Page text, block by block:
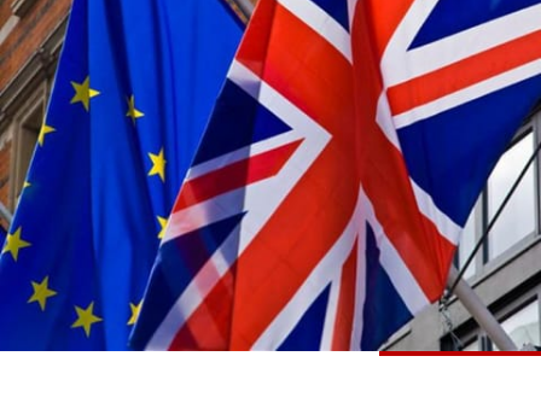
منوعات رياضة
كأس العالم
البرامج
جدول البرامج
شاهد البرامج
الترددات